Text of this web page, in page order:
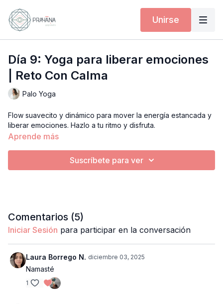
Unirse
Día 9: Yoga para liberar emociones
| Reto Con Calma
Palo Yoga
Flow suavecito y dinámico para mover la energía estancada y
liberar emociones. Hazlo a tu ritmo y disfruta.
Aprende más
Suscríbete para ver
Comentarios (5)
Iniciar Sesión para participar en la conversación
Laura Borrego N. diciembre 03, 2025
Namasté
1